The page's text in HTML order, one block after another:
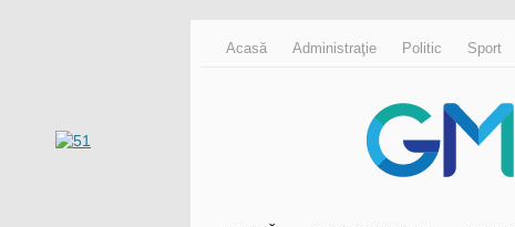
Acasă Administraţie Politic Sport